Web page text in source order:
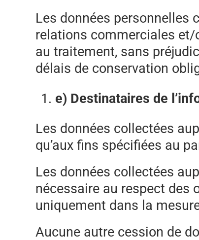
Les données personnelles
relations commerciales et/
au traitement, sans
délais de conservation
e) Destinataires de
Les données collectées
qu’aux fins spécifiées au
Les données collectées
nécessaire au respect des
uniquement dans la
Aucune autre cession de